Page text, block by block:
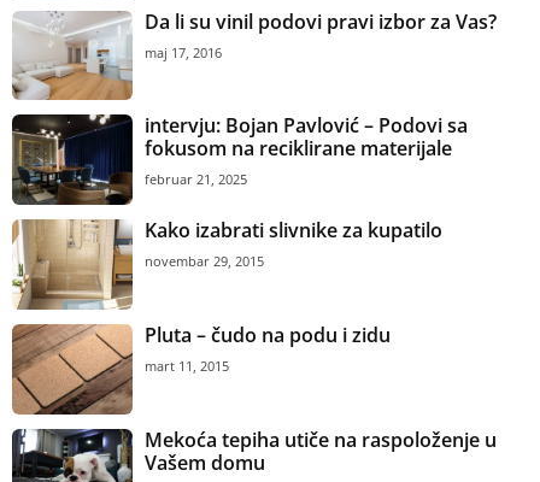
Da li su vinil podovi pravi izbor za Vas?
maj 17, 2016
intervju: Bojan Pavlović – Podovi sa
fokusom na reciklirane materijale
februar 21, 2025
Kako izabrati slivnike za kupatilo
novembar 29, 2015
Pluta – čudo na podu i zidu
mart 11, 2015
Mekoća tepiha utiče na raspoloženje u
Vašem domu